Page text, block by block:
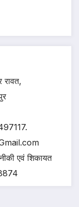
रावत,
एवं शिकायत